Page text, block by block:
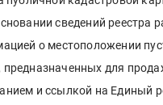
сведений реестра
о местоположении
для
и ссылкой на Единый